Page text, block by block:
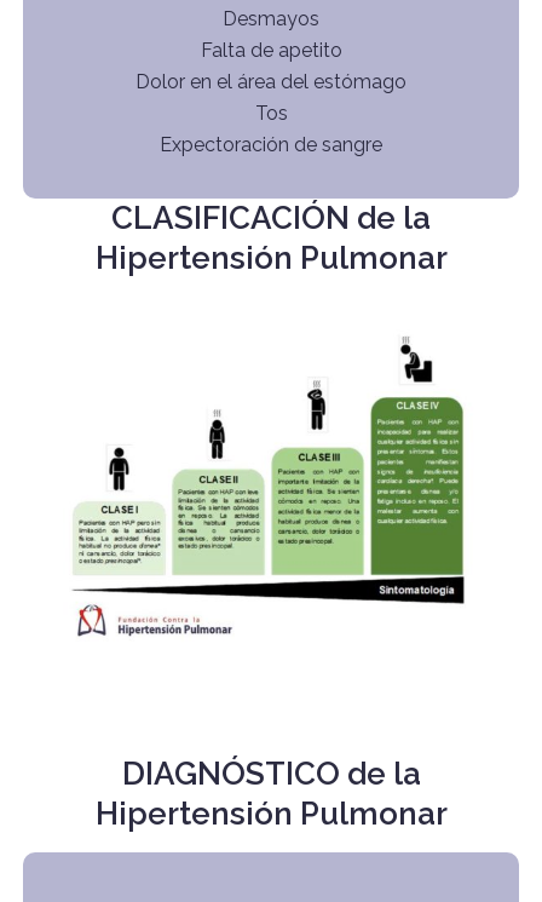
Desmayos
Falta de apetito
Dolor en el área del estómago
Tos
Expectoración de sangre
CLASIFICACIÓN de la
Hipertensión Pulmonar
DIAGNÓSTICO de la
Hipertensión Pulmonar